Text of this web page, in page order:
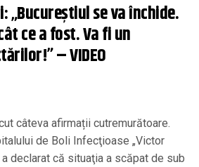
„Bucureştiul se va închide.
ce a fost. Va fi un
– VIDEO
câteva afirmații cutremurătoare.
de Boli Infecţioase „Victor
a declarat că situaţia a scăpat de sub